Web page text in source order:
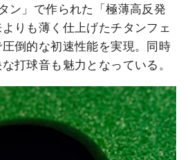
ン」で作られた「極薄高反発
りも薄く仕上げたチタンフェ
倒的な初速性能を実現。同時
打球音も魅力となっている。